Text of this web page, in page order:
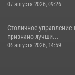
07 августа 2026, 09:26
Столичное
признано лучши...
06 августа 2026, 14:59